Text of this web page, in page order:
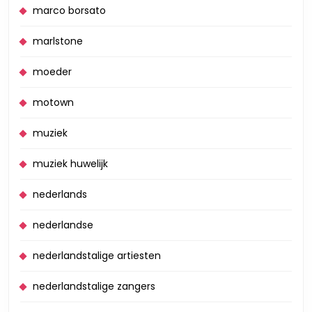
marco borsato
marlstone
moeder
motown
muziek
muziek huwelijk
nederlands
nederlandse
nederlandstalige artiesten
nederlandstalige zangers